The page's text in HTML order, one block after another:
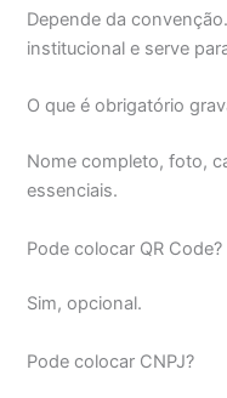
Depende da
institucional e serve
O que é obrigatório
Nome completo, foto,
essenciais.
Pode colocar QR Code?
Sim, opcional.
Pode colocar CNPJ?